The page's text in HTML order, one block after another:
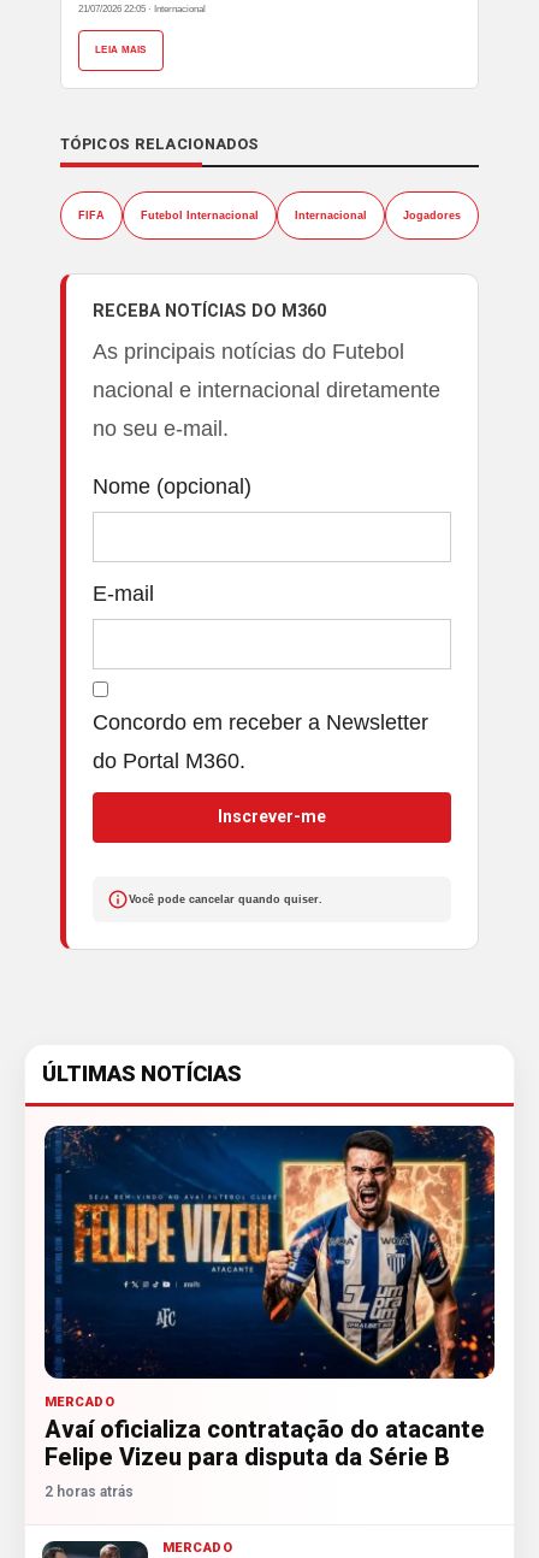
21/07/2026 22:05 · Internacional
LEIA MAIS
TÓPICOS RELACIONADOS
FIFA Futebol Internacional Internacional Jogadores
RECEBA NOTÍCIAS DO M360
As principais notícias do Futebol
nacional e internacional diretamente
no seu e-mail.
Nome (opcional)
E-mail
Concordo em receber a Newsletter
do Portal M360.
Inscrever-me
Você pode cancelar quando quiser.
ÚLTIMAS NOTÍCIAS
MERCADO
Avaí oficializa contratação do atacante
Felipe Vizeu para disputa da Série B
2 horas atrás
MERCADO